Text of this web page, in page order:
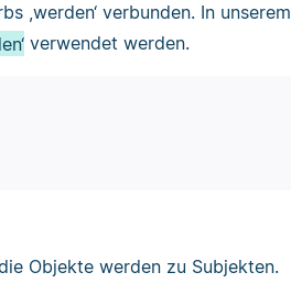
,werden‘ verbunden. In unserem
verwendet werden.
Objekte werden zu Subjekten.